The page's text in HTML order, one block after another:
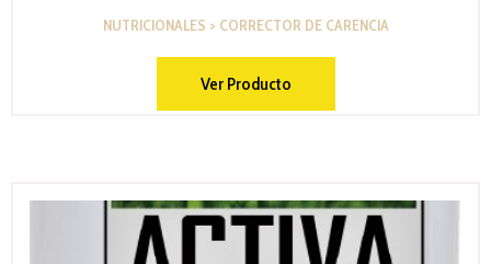
NUTRICIONALES > CORRECTOR DE CARENCIA
Ver Producto